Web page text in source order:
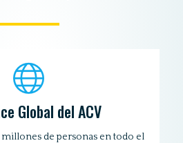
Global del ACV
millones de personas en todo el